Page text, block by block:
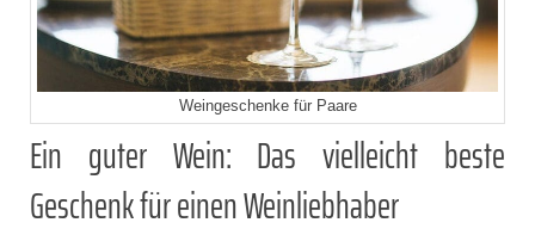
Weingeschenke für Paare
Ein guter Wein: Das vielleicht beste
Geschenk für einen Weinliebhaber